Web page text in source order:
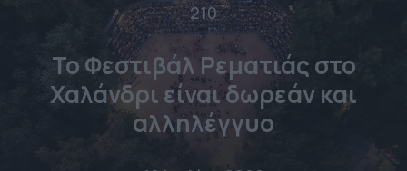
210
Το Φεστιβάλ Ρεματιάς στο
Χαλάνδρι είναι δωρεάν και
αλληλέγγυο